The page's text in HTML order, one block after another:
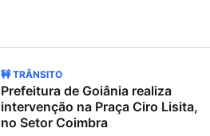
🚧 TRÂNSITO
Prefeitura de Goiânia realiza
intervenção na Praça Ciro Lisita,
no Setor Coimbra